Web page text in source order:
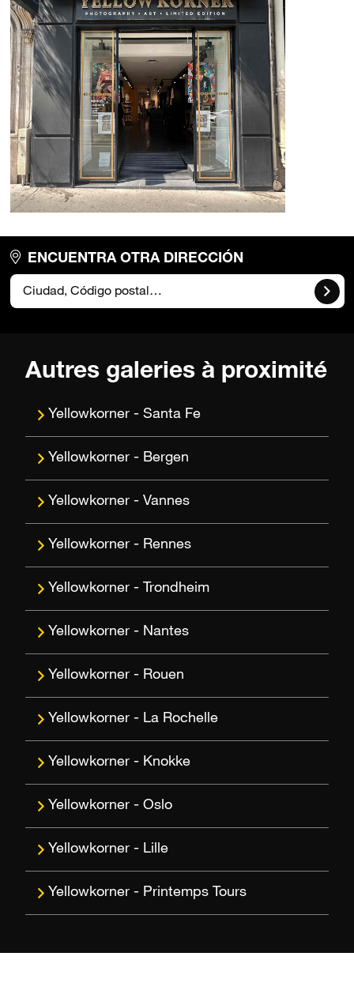
ENCUENTRA OTRA DIRECCIÓN
Autres galeries à proximité
Santa Fe
Bergen
Vannes
Rennes
Trondheim
Nantes
Rouen
La Rochelle
Knokke
Oslo
Lille
Printemps Tours